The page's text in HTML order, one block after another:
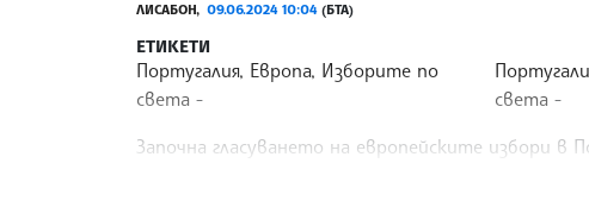
ЛИСАБОН, 09.06.2024 10:04 (БТА)
ЕТИКЕТИ
Португалия, Европа, Изборите по
света
света
Започна гласуването на европейските избори